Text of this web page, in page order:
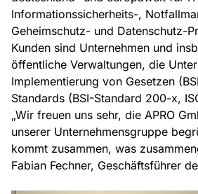
Informationssicherheits-,
Geheimschutz- und Datenschutz-
Kunden sind Unternehmen und
öffentliche Verwaltungen, die
Implementierung von Gesetzen
Standards (BSI-Standard 200-x,
„Wir freuen uns sehr, die APRO
unserer Unternehmensgruppe
kommt zusammen, was
Fabian Fechner, Geschäftsführer